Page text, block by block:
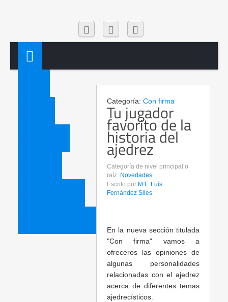
Categoría: Con firma
Tu jugador
favorito de la
historia del
ajedrez
Categoría de nivel principal o
raíz: Novedades
Escrito por M.F. Luís
Fernández Siles
En la nueva sección titulada
"Con firma" vamos a
ofreceros las opiniones de
algunas personalidades
relacionadas con el ajedrez
acerca de diferentes temas
ajedrecísticos.